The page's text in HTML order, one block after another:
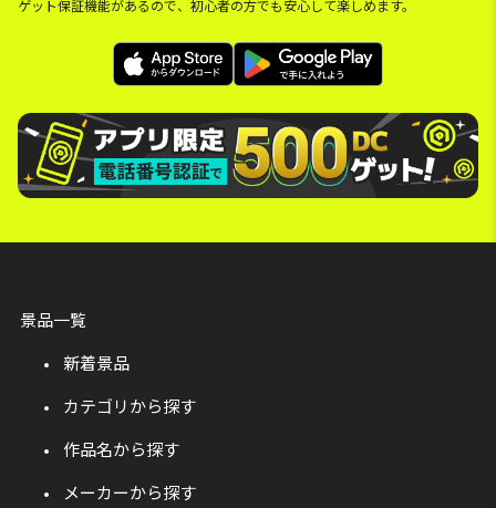
ゲット保証機能があるので、初心者の方でも安心して楽しめます。
景品一覧
新着景品
カテゴリから探す
作品名から探す
メーカーから探す